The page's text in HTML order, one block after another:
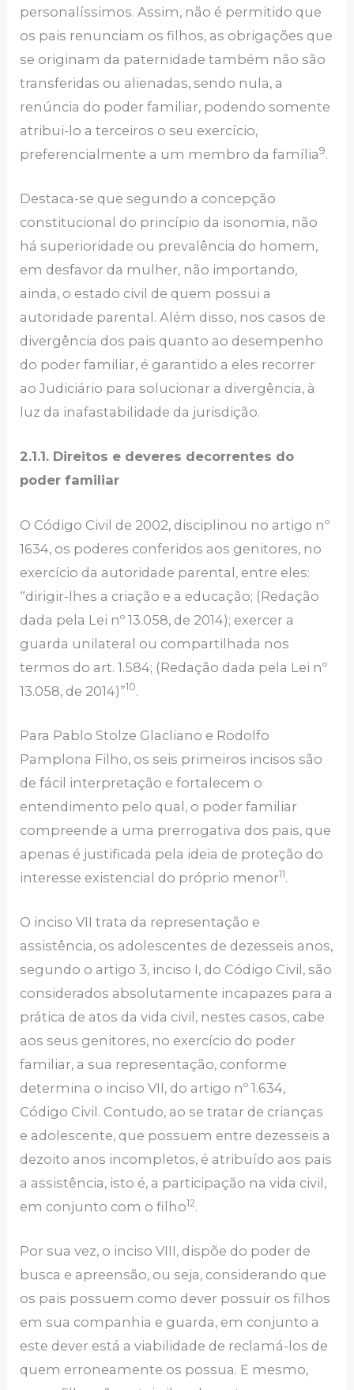
personalíssimos. Assim, não é permitido que
os pais renunciam os filhos, as obrigações que
se originam da paternidade também não são
transferidas ou alienadas, sendo nula, a
renúncia do poder familiar, podendo somente
atribui-lo a terceiros o seu exercício,
preferencialmente a um membro da família9.
Destaca-se que segundo a concepção
constitucional do princípio da isonomia, não
há superioridade ou prevalência do homem,
em desfavor da mulher, não importando,
ainda, o estado civil de quem possui a
autoridade parental. Além disso, nos casos de
divergência dos pais quanto ao desempenho
do poder familiar, é garantido a eles recorrer
ao Judiciário para solucionar a divergência, à
luz da inafastabilidade da jurisdição.
2.1.1. Direitos e deveres decorrentes do
poder familiar
O Código Civil de 2002, disciplinou no artigo nº
1634, os poderes conferidos aos genitores, no
exercício da autoridade parental, entre eles:
“dirigir-lhes a criação e a educação; (Redação
dada pela Lei nº 13.058, de 2014); exercer a
guarda unilateral ou compartilhada nos
termos do art. 1.584; (Redação dada pela Lei nº
13.058, de 2014)”10.
Para Pablo Stolze Glacliano e Rodolfo
Pamplona Filho, os seis primeiros incisos são
de fácil interpretação e fortalecem o
entendimento pelo qual, o poder familiar
compreende a uma prerrogativa dos pais, que
apenas é justificada pela ideia de proteção do
interesse existencial do próprio menor11.
O inciso VII trata da representação e
assistência, os adolescentes de dezesseis anos,
segundo o artigo 3, inciso I, do Código Civil, são
considerados absolutamente incapazes para a
prática de atos da vida civil, nestes casos, cabe
aos seus genitores, no exercício do poder
familiar, a sua representação, conforme
determina o inciso VII, do artigo nº 1.634,
Código Civil. Contudo, ao se tratar de crianças
e adolescente, que possuem entre dezesseis a
dezoito anos incompletos, é atribuído aos pais
a assistência, isto é, a participação na vida civil,
em conjunto com o filho12.
Por sua vez, o inciso VIII, dispõe do poder de
busca e apreensão, ou seja, considerando que
os pais possuem como dever possuir os filhos
em sua companhia e guarda, em conjunto a
este dever está a viabilidade de reclamá-los de
quem erroneamente os possua. E mesmo,